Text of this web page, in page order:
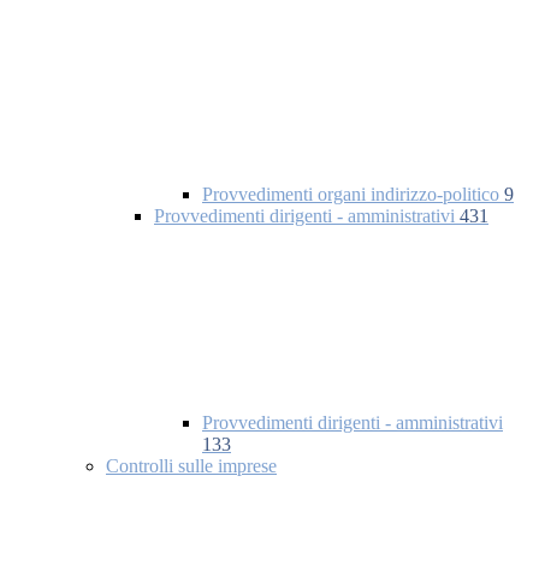
Provvedimenti organi indirizzo-politico 9
Provvedimenti dirigenti - amministrativi 431
Provvedimenti dirigenti - amministrativi
133
Controlli sulle imprese